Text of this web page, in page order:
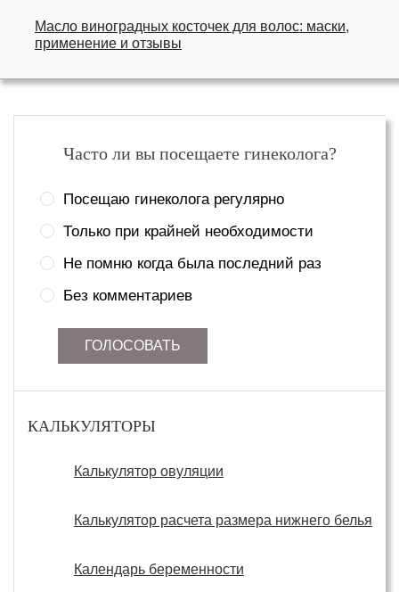
Масло виноградных косточек для волос: маски,
применение и отзывы
Часто ли вы посещаете гинеколога?
Посещаю гинеколога регулярно
Только при крайней необходимости
Не помню когда была последний раз
Без комментариев
ГОЛОСОВАТЬ
КАЛЬКУЛЯТОРЫ
Калькулятор овуляции
Калькулятор расчета размера нижнего белья
Календарь беременности